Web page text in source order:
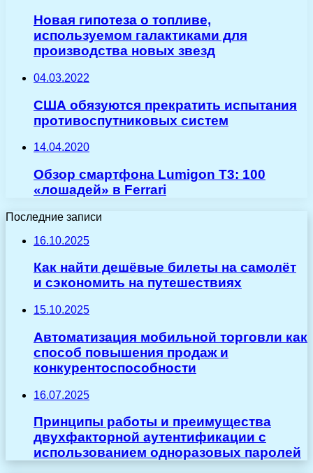
Новая гипотеза о топливе,
используемом галактиками для
производства новых звезд
04.03.2022
США обязуются прекратить испытания
противоспутниковых систем
14.04.2020
Обзор смартфона Lumigon T3: 100
«лошадей» в Ferrari
Последние записи
16.10.2025
Как найти дешёвые билеты на самолёт
и сэкономить на путешествиях
15.10.2025
Автоматизация мобильной торговли как
способ повышения продаж и
конкурентоспособности
16.07.2025
Принципы работы и преимущества
двухфакторной аутентификации с
использованием одноразовых паролей